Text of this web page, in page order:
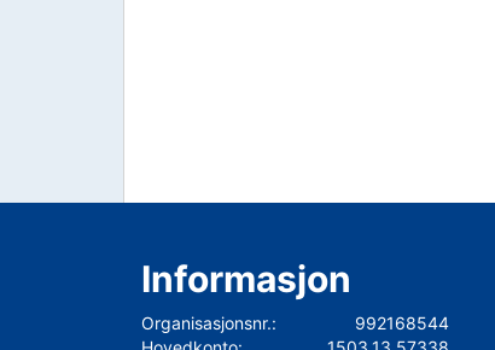
Informasjon
Organisasjonsnr.:
992168544